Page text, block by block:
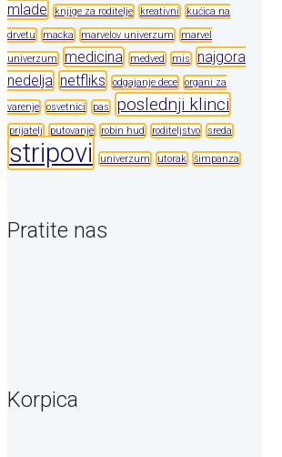
mlade
knjige za roditelje kreativni
kućica na
drvetu
macka marvelov univerzum
marvel
univerzum
medicina medved mis
najgora
nedelja netfliks odgajanje dece organi za
varenje osvetnici pas poslednji klinci
prijatelj putovanje robin hud roditeljstvo sreda
stripovi univerzum utorak šimpanza
Pratite nas
Korpica